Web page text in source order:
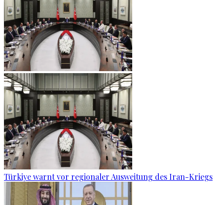
Türkiye warnt vor regionaler Ausweitung des Iran-Kriegs